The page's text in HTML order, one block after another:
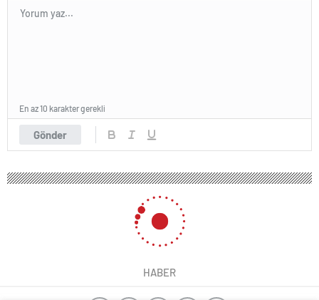
Gönder
En az 10 karakter gerekli
HABER